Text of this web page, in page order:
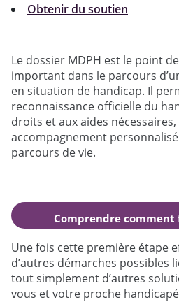
Obtenir du soutien
Le dossier MDPH est le point
important dans le parcours
en situation de handicap. Il
reconnaissance officielle du
droits et aux aides
accompagnement
parcours de vie.
Comprendre comment
MDPH
Une fois cette première étape
d’autres démarches possibles
tout simplement d’autres
vous et votre proche